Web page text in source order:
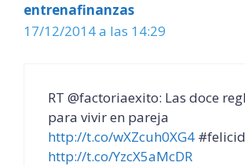
entrenafinanzas
17/12/2014 a las 14:29
RT @factoriaexito: Las doce
para vivir en pareja
http://t.co/wXZcuh0XG4
http://t.co/YzcX5aMcDR